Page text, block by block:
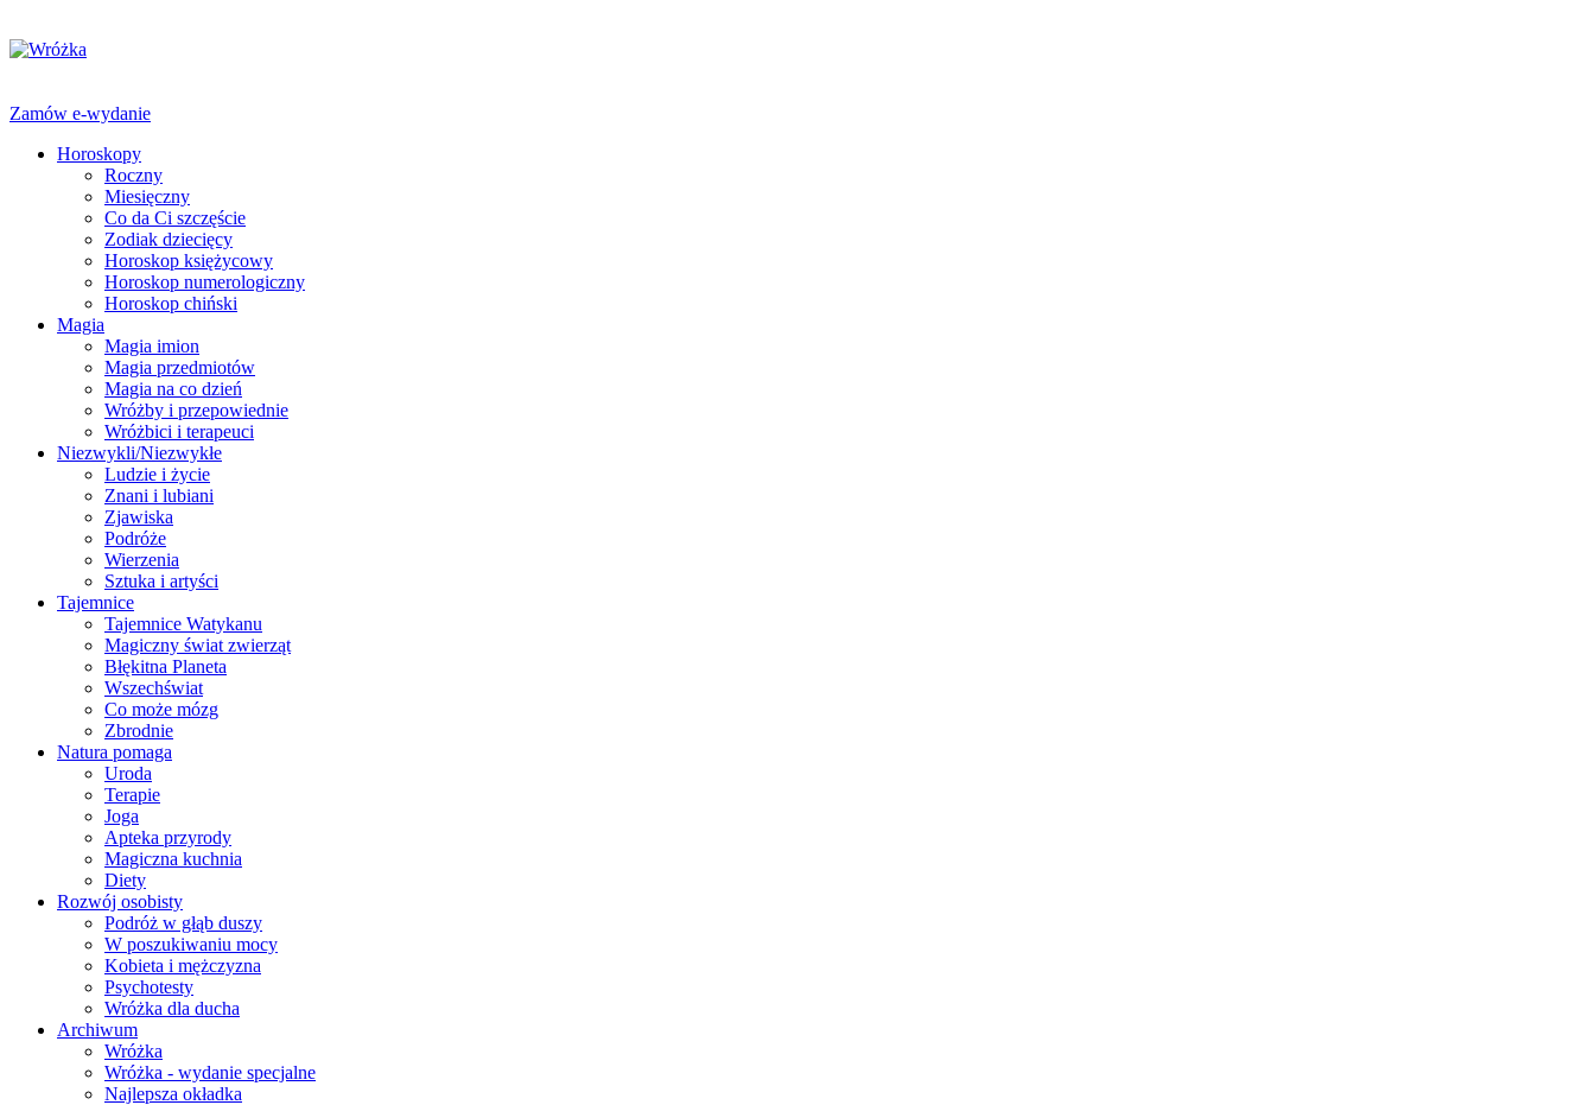
Zamów e-wydanie
Horoskopy
Roczny
Miesięczny
Co da Ci szczęście
Zodiak dziecięcy
Horoskop księżycowy
Horoskop numerologiczny
Horoskop chiński
Magia
Magia imion
Magia przedmiotów
Magia na co dzień
Wróżby i przepowiednie
Wróżbici i terapeuci
Niezwykli/Niezwykłe
Ludzie i życie
Znani i lubiani
Zjawiska
Podróże
Wierzenia
Sztuka i artyści
Tajemnice
Tajemnice Watykanu
Magiczny świat zwierząt
Błękitna Planeta
Wszechświat
Co może mózg
Zbrodnie
Natura pomaga
Uroda
Terapie
Joga
Apteka przyrody
Magiczna kuchnia
Diety
Rozwój osobisty
Podróż w głąb duszy
W poszukiwaniu mocy
Kobieta i mężczyzna
Psychotesty
Wróżka dla ducha
Archiwum
Wróżka
Wróżka - wydanie specjalne
Najlepsza okładka